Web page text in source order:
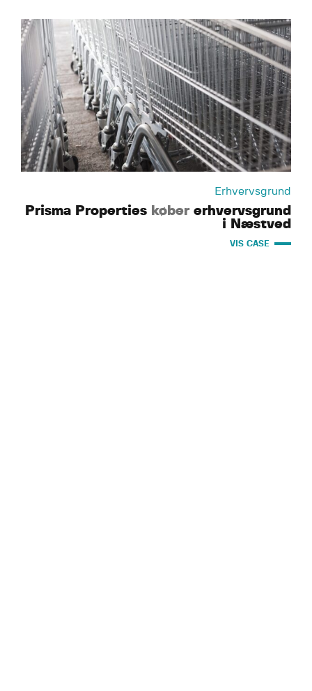
Erhvervsgrund
Prisma Properties købererhvervsgrund
i Næstved
VIS CASE